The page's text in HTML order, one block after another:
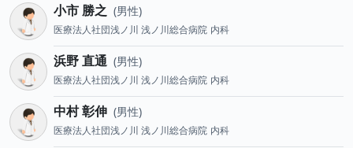
小市 勝之 男性
医療法人社団浅ノ川 浅ノ川総合病院 内科
浜野 直通 男性
医療法人社団浅ノ川 浅ノ川総合病院 内科
中村 彰伸 男性
医療法人社団浅ノ川 浅ノ川総合病院 内科